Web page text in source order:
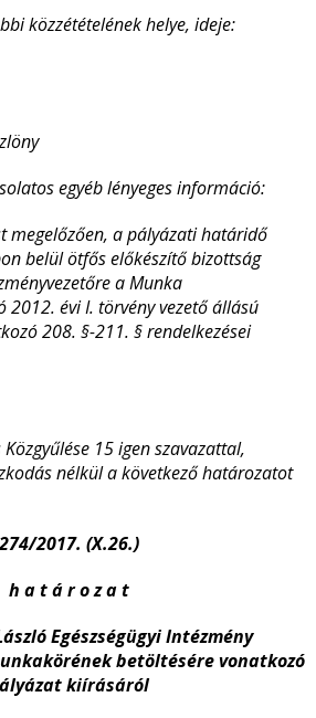
közzétételének helye, ideje:
egyéb lényeges információ:
megelőzően, a pályázati határidő
belül ötfős előkészítő bizottság
a Munka
2012. évi I. törvény vezető állású
208. §-211. § rendelkezései
Közgyűlése 15 igen szavazattal,
nélkül a következő határozatot
2017. (X.26.)
h a t á r o z a t
Egészségügyi Intézmény
betöltésére vonatkozó
kiírásáról